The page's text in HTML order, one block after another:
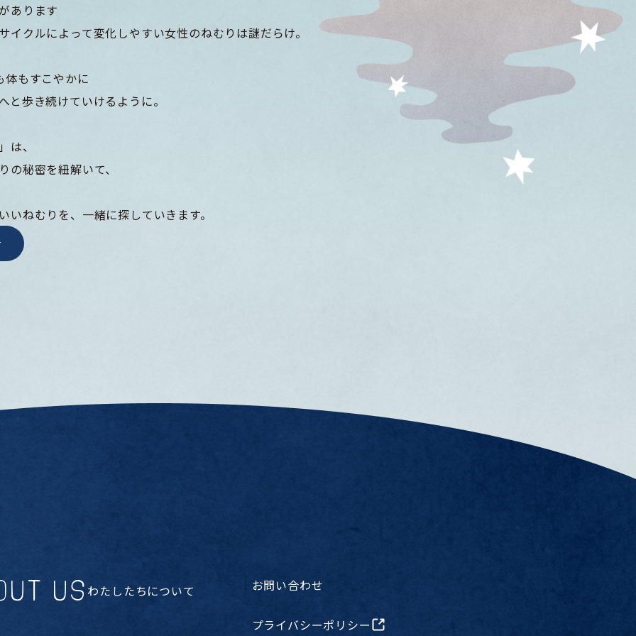
あります
イクルによって変化しやすい女性のねむりは謎だらけ。
体もすこやかに
と歩き続けていけるように。
は、
の秘密を紐解いて、
いねむりを、一緒に探していきます。
US わたしたちについて お問い合わせ
プライバシーポリシー